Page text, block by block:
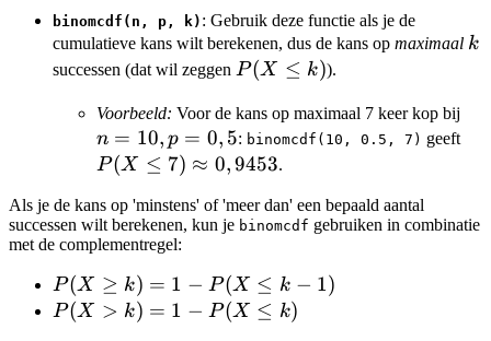
binomcdf(n, p, k) : Gebruik deze functie als je de
cumulatieve kans wilt berekenen, dus de kans op maximaal k
k
successen (dat wil zeggen P(X
k)
P(X ≤ k)).
Voorbeeld: Voor de kans op maximaal 7 keer kop bij
n = 10, p = 0, 5: binomcdf(10, 0.5, 7) geeft
P(X ≤ 7) ≈ 0,9453.
Als je de kans op 'minstens' of 'meer dan' een bepaald aantal
successen wilt berekenen, kun je binomcdf gebruiken in combinatie
met de complementregel:
P(X
\ge
P(X ≥ k) = 1 − P(X ≤ k − 1)
P(X
P(X > k) = 1 − P(X ≤ k)